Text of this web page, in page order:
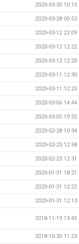
2020-03-30 10:15
2020-03-28 00:53
2020-03-12 22:09
2020-03-12 12:22
2020-03-12 12:20
2020-03-11 12:30
2020-03-11 12:25
2020-03-06 14:44
2020-03-05 19:32
2020-02-28 10:34
2020-02-23 12:58
2020-02-23 12:31
2020-01-31 18:21
2020-01-31 12:22
2020-01-31 12:13
2018-11-19 13:45
2018-10-30 11:23